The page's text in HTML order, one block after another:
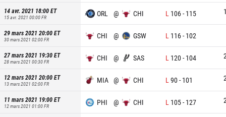
14 avr. 2021 18:00ET
15 avr. 2021 00:00FR ORL @ CHI L 106- 115
29 mars 2021 20:00ET
30 mars 2021 02:00FR CHI @ GSW L 116- 102
27 mars 2021 19:30ET
28 mars 2021 00:30FR CHI @ SAS L 120- 104
12 mars 2021 20:00ET
13 mars 2021 02:00FR MIA @ CHI L 90- 101
11 mars 2021 19:00ET
12 mars 2021 01:00FR PHI @ CHI L 105- 127